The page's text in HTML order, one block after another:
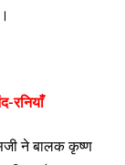
रनियाँ
ने बालक कृष्ण